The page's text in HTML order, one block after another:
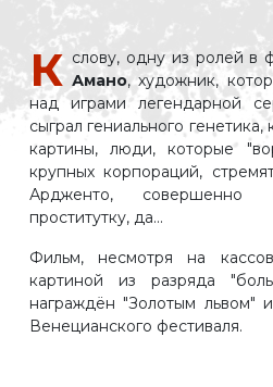
К слову, одну из ролей в
Амано, художник,
над играми легендарной
сыграл гениального
картины, люди, которые
крупных корпораций,
Ардженто, совершенно
проститутку, да...
Фильм, несмотря на
картиной из разряда
награждён "Золотым львом"
Венецианского фестиваля.